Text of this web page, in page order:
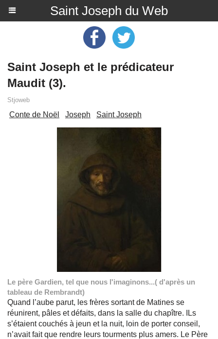
Saint Joseph du Web
Saint Joseph et le prédicateur
Maudit (3).
Stjoweb
Conte de Noël Joseph Saint Joseph
Le père Gardien, tel que nous l'imaginons...( d'après un
tableau de Rembrandt)
Quand l’aube parut, les frères sortant de Matines se
réunirent, pâles et défaits, dans la salle du chapître. ILs
s’étaient couchés à jeun et la nuit, loin de porter conseil,
n’avait fait que rendre leurs tourments plus amers. Le Père